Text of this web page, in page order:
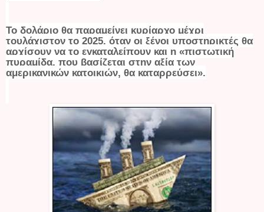
Το δολάριο θα παραμείνει κυρίαρχο μέχρι
τουλάχιστον το 2025, όταν οι ξένοι υποστηρικτές θα
αρχίσουν να το εγκαταλείπουν και η «πιστωτική
πυραμίδα, που βασίζεται στην αξία των
αμερικανικών κατοικιών, θα καταρρεύσει».